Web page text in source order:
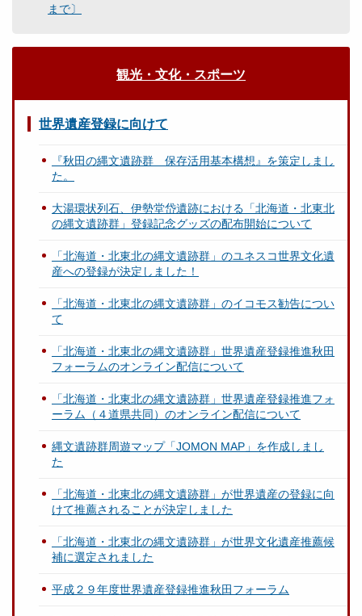
まで〕
観光・文化・スポーツ
世界遺産登録に向けて
『秋田の縄文遺跡群 保存活用基本構想』を策定しまし
た。
大湯環状列石、伊勢堂岱遺跡における「北海道・北東北
の縄文遺跡群」登録記念グッズの配布開始について
「北海道・北東北の縄文遺跡群」のユネスコ世界文化遺
産への登録が決定しました！
「北海道・北東北の縄文遺跡群」のイコモス勧告につい
て
「北海道・北東北の縄文遺跡群」世界遺産登録推進秋田
フォーラムのオンライン配信について
「北海道・北東北の縄文遺跡群」世界遺産登録推進フォ
ーラム（４道県共同）のオンライン配信について
縄文遺跡群周遊マップ「JOMON MAP」を作成しまし
た
「北海道・北東北の縄文遺跡群」が世界遺産の登録に向
けて推薦されることが決定しました
「北海道・北東北の縄文遺跡群」が世界文化遺産推薦候
補に選定されました
平成２９年度世界遺産登録推進秋田フォーラム